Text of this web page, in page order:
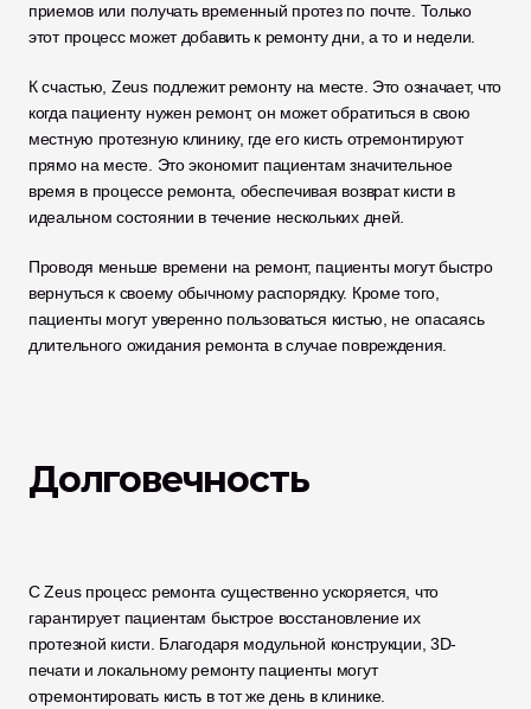
приемов или получать временный протез по почте. Только
этот процесс может добавить к ремонту дни, а то и недели.
К счастью, Zeus подлежит ремонту на месте. Это означает, что
когда пациенту нужен ремонт, он может обратиться в свою
местную протезную клинику, где его кисть отремонтируют
прямо на месте. Это экономит пациентам значительное
время в процессе ремонта, обеспечивая возврат кисти в
идеальном состоянии в течение нескольких дней.
Проводя меньше времени на ремонт, пациенты могут быстро
вернуться к своему обычному распорядку. Кроме того,
пациенты могут уверенно пользоваться кистью, не опасаясь
длительного ожидания ремонта в случае повреждения.
Долговечность
С Zeus процесс ремонта существенно ускоряется, что
гарантирует пациентам быстрое восстановление их
протезной кисти. Благодаря модульной конструкции, 3D-
печати и локальному ремонту пациенты могут
отремонтировать кисть в тот же день в клинике.